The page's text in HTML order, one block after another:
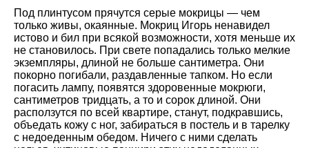
Под плинтусом прячутся серые мокрицы — чем
только живы, окаянные. Мокриц Игорь ненавидел
истово и бил при всякой возможности, хотя меньше их
не становилось. При свете попадались только мелкие
экземпляры, длиной не больше сантиметра. Они
покорно погибали, раздавленные тапком. Но если
погасить лампу, появятся здоровенные мокрюги,
сантиметров тридцать, а то и сорок длиной. Они
расползутся по всей квартире, станут, подкравшись,
объедать кожу с ног, забираться в постель и в тарелку
с недоеденным обедом. Ничего с ними сделать